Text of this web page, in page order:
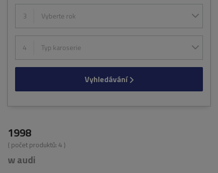
3 Vyberte rok
4 Typ karoserie
Vyhledávání
1998
( počet produktů:4 )
w audi